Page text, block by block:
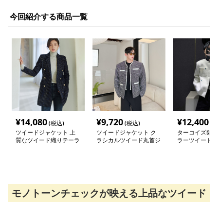
今回紹介する商品一覧
¥14,080(税込)
ツイードジャケット 上
質なツイード織りテーラ
¥9,720(税込)
ツイードジャケット ク
ラシカルツイード丸首ジ
¥12,400
ターコイズ釦
ラーツイード
モノトーンチェックが映える上品なツイード